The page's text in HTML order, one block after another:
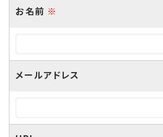
お名前 ※
メールアドレス